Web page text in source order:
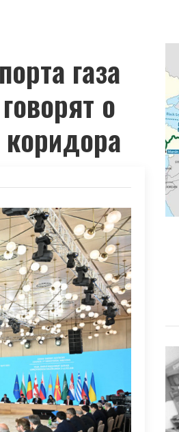
газа
о
коридора